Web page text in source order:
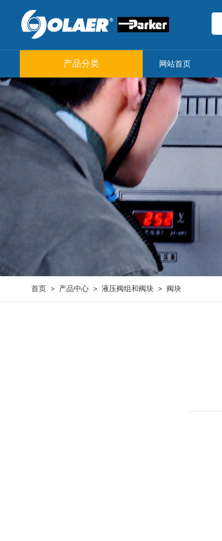
产品分类 网站首页
首页 > 产品中心 > 液压阀组和阀块 > 阀块